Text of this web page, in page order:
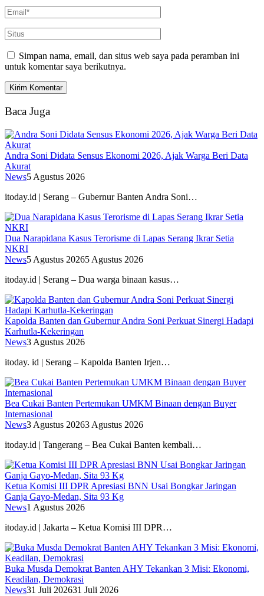
Simpan nama, email, dan situs web saya pada peramban ini
untuk komentar saya berikutnya.
Baca Juga
Andra Soni Didata Sensus Ekonomi 2026, Ajak Warga Beri Data
Akurat
News5 Agustus 2026
itoday.id | Serang – Gubernur Banten Andra Soni…
Dua Narapidana Kasus Terorisme di Lapas Serang Ikrar Setia
NKRI
News5 Agustus 20265 Agustus 2026
itoday.id | Serang – Dua warga binaan kasus…
Kapolda Banten dan Gubernur Andra Soni Perkuat Sinergi Hadapi
Karhutla-Kekeringan
News3 Agustus 2026
itoday. id | Serang – Kapolda Banten Irjen…
Bea Cukai Banten Pertemukan UMKM Binaan dengan Buyer
Internasional
News3 Agustus 20263 Agustus 2026
itoday.id | Tangerang – Bea Cukai Banten kembali…
Ketua Komisi III DPR Apresiasi BNN Usai Bongkar Jaringan
Ganja Gayo-Medan, Sita 93 Kg
News1 Agustus 2026
itoday.id | Jakarta – Ketua Komisi III DPR…
Buka Musda Demokrat Banten AHY Tekankan 3 Misi: Ekonomi,
Keadilan, Demokrasi
News31 Juli 202631 Juli 2026